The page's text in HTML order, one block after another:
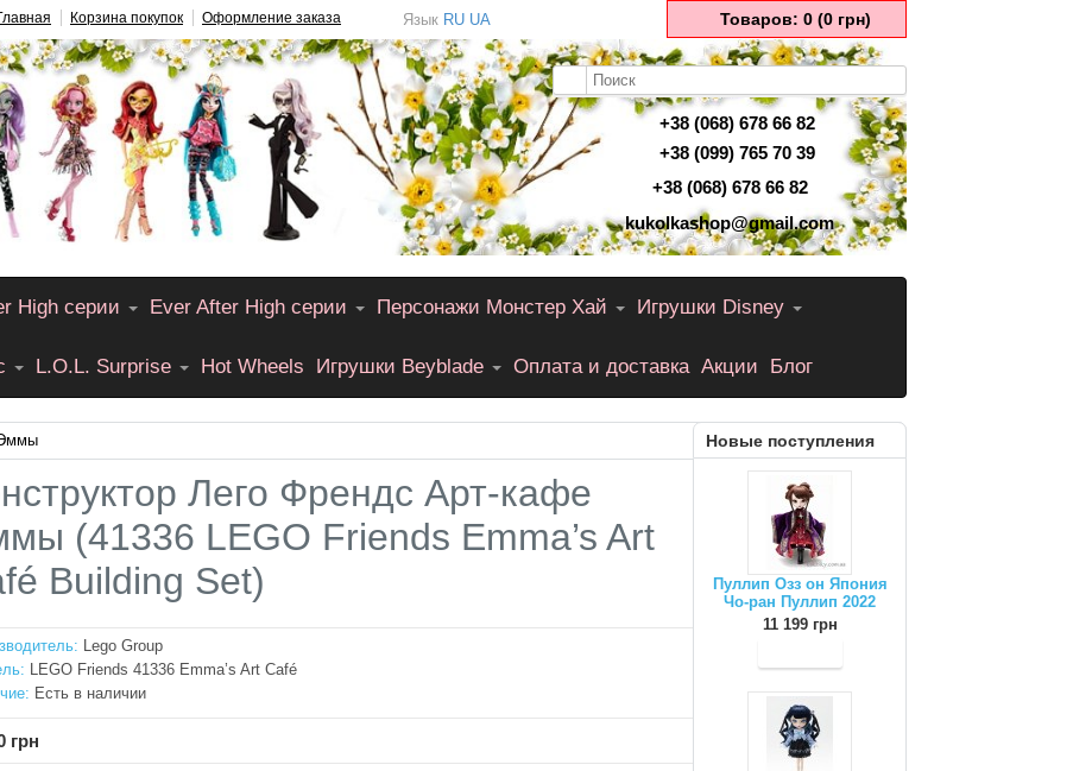
Корзина покупок Оформление заказа Язык RU UA Товаров: 0 (0 грн)
+38 (068) 678 66 82
+38 (099) 765 70 39
+38 (068) 678 66 82
kukolkashop@gmail.com
High серии Ever After High серии Персонажи Монстер Хай Игрушки Disney
L.O.L. Surprise Hot Wheels Игрушки Beyblade Оплата и доставка Акции Блог
Новые поступления
Пуллип Озз он Япония
Чо-ран Пуллип 2022
11 199 грн
Лего Френдс Арт-кафе
(41336 LEGO Friends Emma’s Art
Building Set)
Lego Group
LEGO Friends 41336 Emma’s Art Café
Есть в наличии
грн